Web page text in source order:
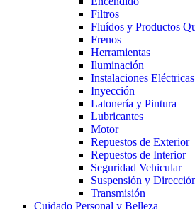
Filtros
Fluídos y Productos
Frenos
Herramientas
Iluminación
Instalaciones Eléctricas
Inyección
Latonería y Pintura
Lubricantes
Motor
Repuestos de Exterior
Repuestos de Interior
Seguridad Vehicular
Suspensión y
Transmisión
Cuidado Personal y Belleza